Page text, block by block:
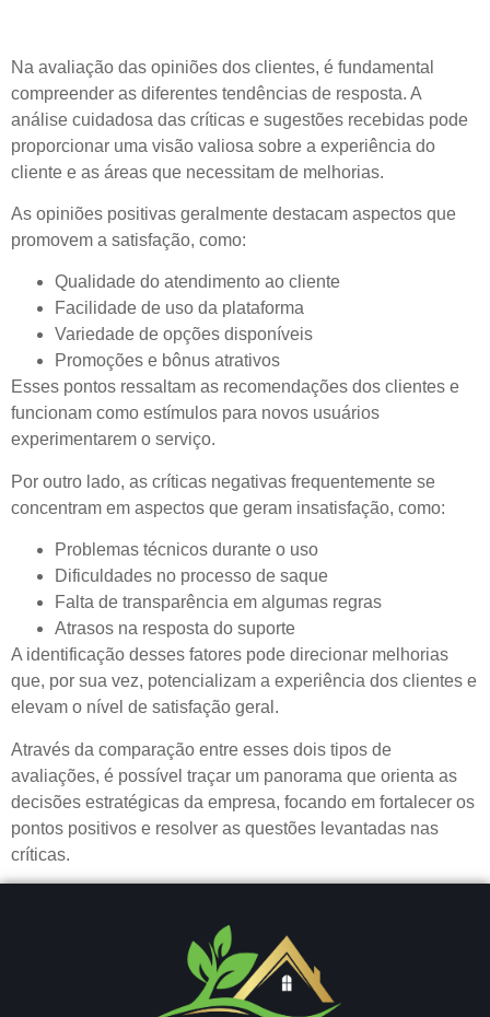
Na avaliação das opiniões dos clientes, é fundamental
compreender as diferentes tendências de resposta. A
análise cuidadosa das críticas e sugestões recebidas pode
proporcionar uma visão valiosa sobre a experiência do
cliente e as áreas que necessitam de melhorias.
As opiniões positivas geralmente destacam aspectos que
promovem a satisfação, como:
Qualidade do atendimento ao cliente
Facilidade de uso da plataforma
Variedade de opções disponíveis
Promoções e bônus atrativos
Esses pontos ressaltam as recomendações dos clientes e
funcionam como estímulos para novos usuários
experimentarem o serviço.
Por outro lado, as críticas negativas frequentemente se
concentram em aspectos que geram insatisfação, como:
Problemas técnicos durante o uso
Dificuldades no processo de saque
Falta de transparência em algumas regras
Atrasos na resposta do suporte
A identificação desses fatores pode direcionar melhorias
que, por sua vez, potencializam a experiência dos clientes e
elevam o nível de satisfação geral.
Através da comparação entre esses dois tipos de
avaliações, é possível traçar um panorama que orienta as
decisões estratégicas da empresa, focando em fortalecer os
pontos positivos e resolver as questões levantadas nas
críticas.